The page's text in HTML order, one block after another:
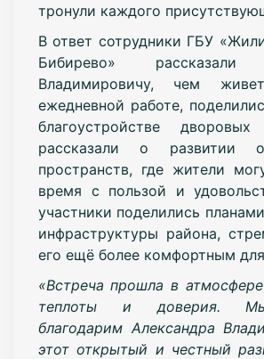
тронули каждого
В ответ сотрудники ГБУ
Бибирево» рассказали
Владимировичу, чем
ежедневной работе,
благоустройстве дворовых
рассказали о развитии
пространств, где жители
время с пользой и
участники поделились
инфраструктуры района,
его ещё более комфортным
«Встреча прошла в
теплоты и доверия.
благодарим Александра
этот открытый и честный